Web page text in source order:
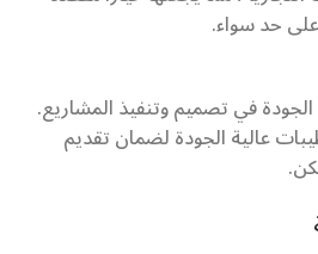
حد سواء.
الجودة في تصميم وتنفيذ المشاريع.
عالية الجودة لضمان تقديم